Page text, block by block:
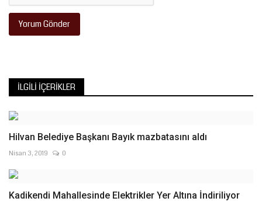
Yorum Gönder
İLGILI İÇERIKLER
Hilvan Belediye Başkanı Bayık mazbatasını aldı
Nisan 3, 2019 0
Kadikendi Mahallesinde Elektrikler Yer Altına İndiriliyor